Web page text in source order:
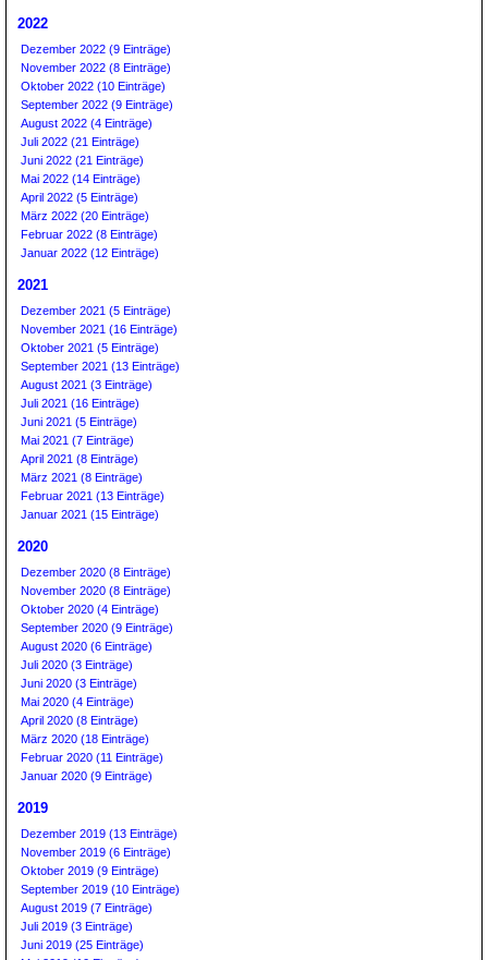
2022
Dezember 2022 (9 Einträge)
November 2022 (8 Einträge)
Oktober 2022 (10 Einträge)
September 2022 (9 Einträge)
August 2022 (4 Einträge)
Juli 2022 (21 Einträge)
Juni 2022 (21 Einträge)
Mai 2022 (14 Einträge)
April 2022 (5 Einträge)
März 2022 (20 Einträge)
Februar 2022 (8 Einträge)
Januar 2022 (12 Einträge)
2021
Dezember 2021 (5 Einträge)
November 2021 (16 Einträge)
Oktober 2021 (5 Einträge)
September 2021 (13 Einträge)
August 2021 (3 Einträge)
Juli 2021 (16 Einträge)
Juni 2021 (5 Einträge)
Mai 2021 (7 Einträge)
April 2021 (8 Einträge)
März 2021 (8 Einträge)
Februar 2021 (13 Einträge)
Januar 2021 (15 Einträge)
2020
Dezember 2020 (8 Einträge)
November 2020 (8 Einträge)
Oktober 2020 (4 Einträge)
September 2020 (9 Einträge)
August 2020 (6 Einträge)
Juli 2020 (3 Einträge)
Juni 2020 (3 Einträge)
Mai 2020 (4 Einträge)
April 2020 (8 Einträge)
März 2020 (18 Einträge)
Februar 2020 (11 Einträge)
Januar 2020 (9 Einträge)
2019
Dezember 2019 (13 Einträge)
November 2019 (6 Einträge)
Oktober 2019 (9 Einträge)
September 2019 (10 Einträge)
August 2019 (7 Einträge)
Juli 2019 (3 Einträge)
Juni 2019 (25 Einträge)